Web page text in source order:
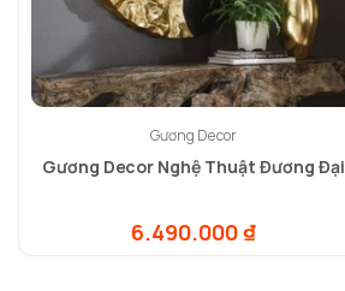
Gương Decor
Gương Decor Nghệ Thuật Đương Đại
6.490.000₫